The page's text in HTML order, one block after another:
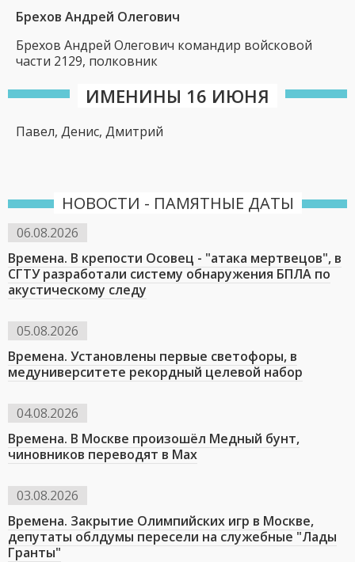
Брехов Андрей Олегович
Брехов Андрей Олегович командир войсковой
части 2129, полковник
ИМЕНИНЫ 16 ИЮНЯ
Павел, Денис, Дмитрий
НОВОСТИ - ПАМЯТНЫЕ ДАТЫ
06.08.2026
Времена. В крепости Осовец - "атака мертвецов", в
СГТУ разработали систему обнаружения БПЛА по
акустическому следу
05.08.2026
Времена. Установлены первые светофоры, в
медуниверситете рекордный целевой набор
04.08.2026
Времена. В Москве произошёл Медный бунт,
чиновников переводят в Мах
03.08.2026
Времена. Закрытие Олимпийских игр в Москве,
депутаты облдумы пересели на служебные "Лады
Гранты"